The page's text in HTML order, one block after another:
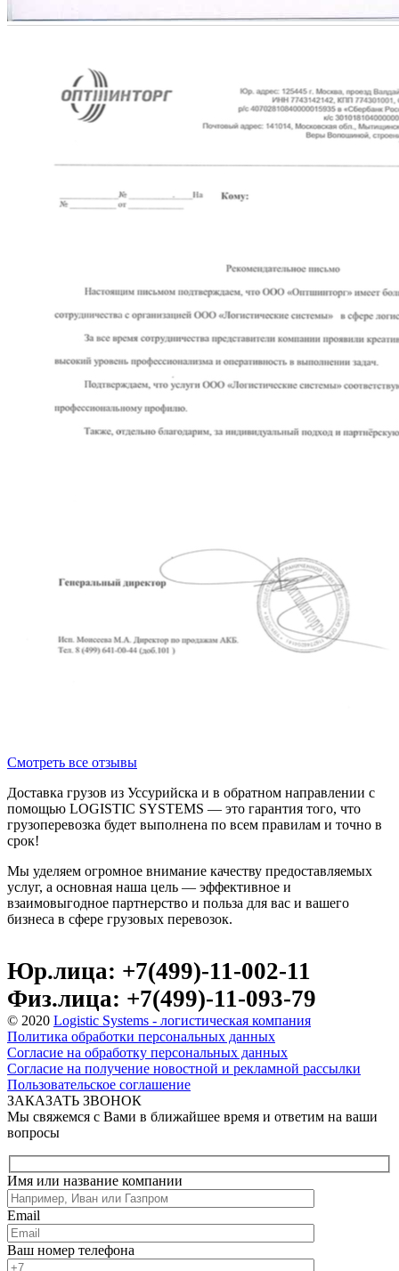
Смотреть все отзывы
Доставка грузов из Уссурийска и в обратном направлении с
помощью LOGISTIC SYSTEMS — это гарантия того, что
грузоперевозка будет выполнена по всем правилам и точно в
срок!
Мы уделяем огромное внимание качеству предоставляемых
услуг, а основная наша цель — эффективное и
взаимовыгодное партнерство и польза для вас и вашего
бизнеса в сфере грузовых перевозок.
Юр.лица: +7(499)-11-002-11
Физ.лица: +7(499)-11-093-79
© 2020 Logistic Systems - логистическая компания
Политика обработки персональных данных
Согласие на обработку персональных данных
Согласие на получение новостной и рекламной рассылки
Пользовательское соглашение
ЗАКАЗАТЬ ЗВОНОК
Мы свяжемся с Вами в ближайшее время и ответим на ваши
вопросы
Имя или название компании
Email
Ваш номер телефона